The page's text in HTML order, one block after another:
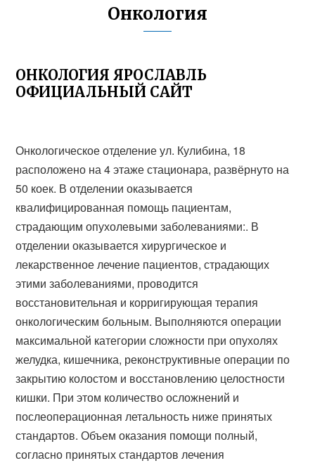
Онкология
ОНКОЛОГИЯ ЯРОСЛАВЛЬ
ОФИЦИАЛЬНЫЙ САЙТ
Онкологическое отделение ул. Кулибина, 18
расположено на 4 этаже стационара, развёрнуто на
50 коек. В отделении оказывается
квалифицированная помощь пациентам,
страдающим опухолевыми заболеваниями:. В
отделении оказывается хирургическое и
лекарственное лечение пациентов, страдающих
этими заболеваниями, проводится
восстановительная и корригирующая терапия
онкологическим больным. Выполняются операции
максимальной категории сложности при опухолях
желудка, кишечника, реконструктивные операции по
закрытию колостом и восстановлению целостности
кишки. При этом количество осложнений и
послеоперационная летальность ниже принятых
стандартов. Объем оказания помощи полный,
согласно принятых стандартов лечения